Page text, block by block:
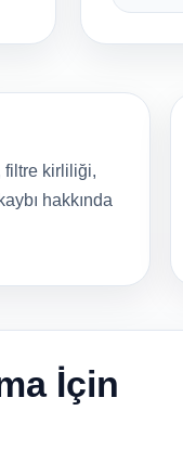
filtre kirliliği,
hakkında
İçin